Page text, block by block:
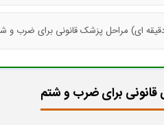
قانونی برای ضرب و شتم